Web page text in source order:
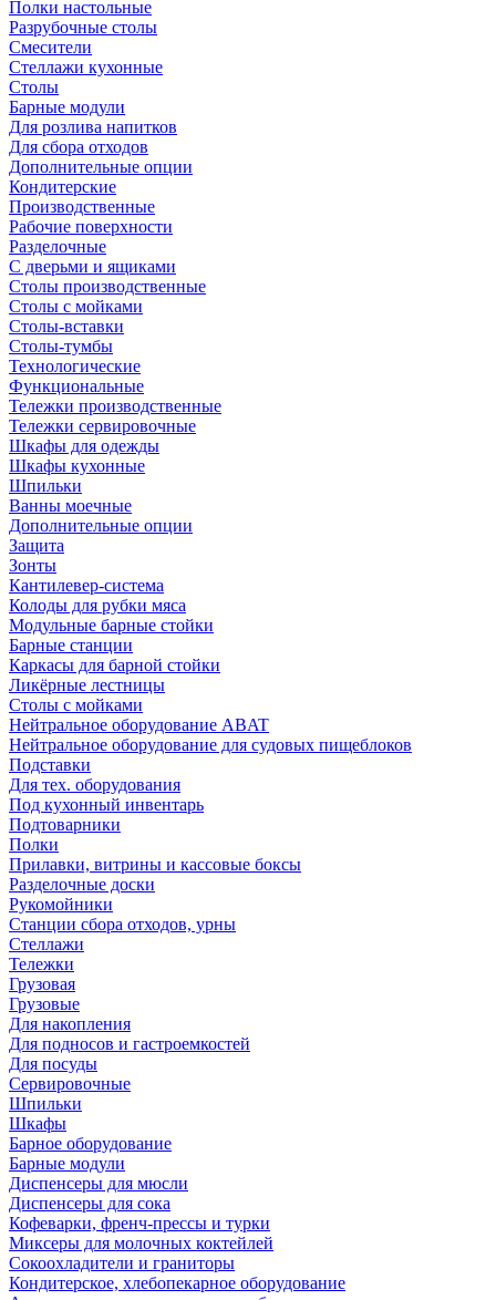
Полки настольные
Разрубочные столы
Смесители
Стеллажи кухонные
Столы
Барные модули
Для розлива напитков
Для сбора отходов
Дополнительные опции
Кондитерские
Производственные
Рабочие поверхности
Разделочные
С дверьми и ящиками
Столы производственные
Столы с мойками
Столы-вставки
Столы-тумбы
Технологические
Функциональные
Тележки производственные
Тележки сервировочные
Шкафы для одежды
Шкафы кухонные
Шпильки
Ванны моечные
Дополнительные опции
Защита
Зонты
Кантилевер-система
Колоды для рубки мяса
Модульные барные стойки
Барные станции
Каркасы для барной стойки
Ликёрные лестницы
Столы с мойками
Нейтральное оборудование ABAT
Нейтральное оборудование для судовых пищеблоков
Подставки
Для тех. оборудования
Под кухонный инвентарь
Подтоварники
Полки
Прилавки, витрины и кассовые боксы
Разделочные доски
Рукомойники
Станции сбора отходов, урны
Стеллажи
Тележки
Грузовая
Грузовые
Для накопления
Для подносов и гастроемкостей
Для посуды
Сервировочные
Шпильки
Шкафы
Барное оборудование
Барные модули
Диспенсеры для мюсли
Диспенсеры для сока
Кофеварки, френч-прессы и турки
Миксеры для молочных коктейлей
Сокоохладители и граниторы
Кондитерское, хлебопекарное оборудование